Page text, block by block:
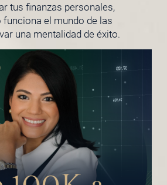
tus finanzas personales,
el mundo de las
una mentalidad de éxito.